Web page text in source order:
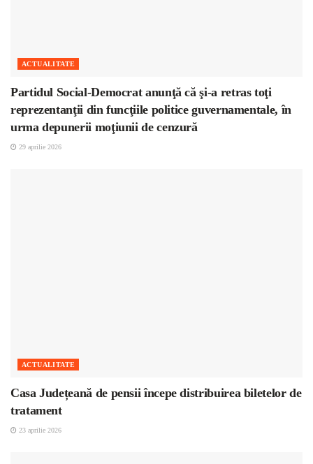
ACTUALITATE
Partidul Social-Democrat anunţă că şi-a retras toţi
reprezentanţii din funcţiile politice guvernamentale, în
urma depunerii moţiunii de cenzură
29 aprilie 2026
ACTUALITATE
Casa Județeană de pensii începe distribuirea biletelor de
tratament
23 aprilie 2026